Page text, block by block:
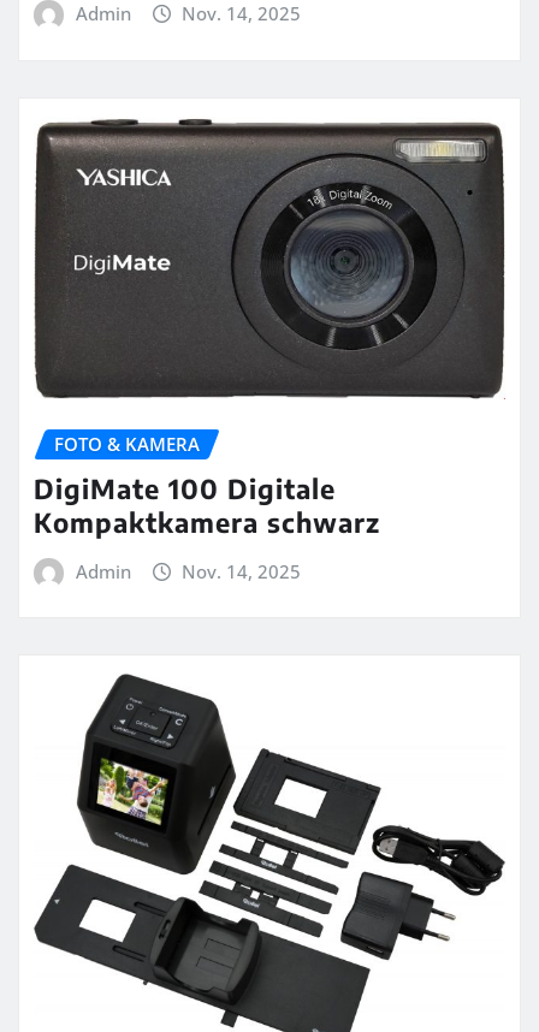
Admin Nov. 14, 2025
FOTO & KAMERA
DigiMate 100 Digitale
Kompaktkamera schwarz
Admin Nov. 14, 2025